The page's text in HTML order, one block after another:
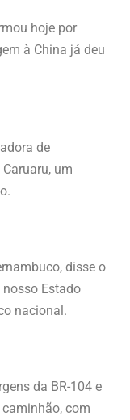
hoje por
à China já deu
de
um
disse o
Estado
nacional.
da BR-104 e
com